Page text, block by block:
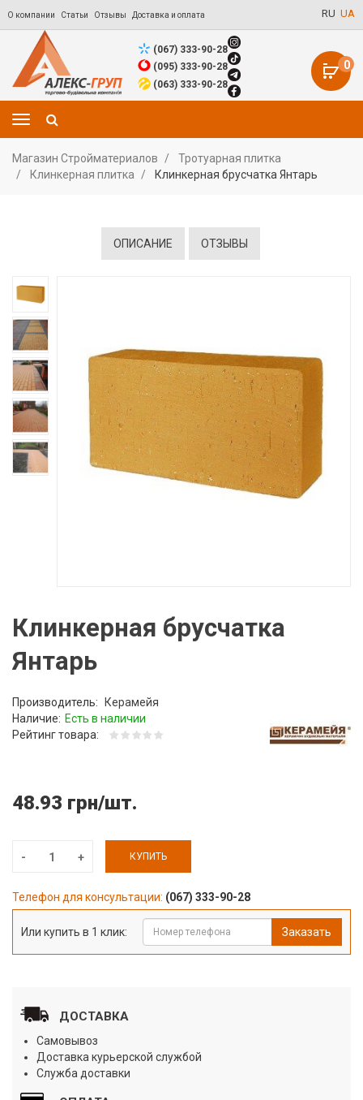
О компании Статьи Отзывы Доставка и оплата RU UA
0
(067) 333-90-28
(095) 333-90-28
(063) 333-90-28
Магазин Стройматериалов
Тротуарная плитка
Клинкерная плитка
Клинкерная брусчатка Янтарь
ОПИСАНИЕ ОТЗЫВЫ
Клинкерная брусчатка
Янтарь
Производитель:
Керамейя
Наличие: Есть в наличии
Рейтинг товара:
48.93 грн/шт.
КУПИТЬ
Телефон для консультации: (067) 333-90-28
Или купить в 1 клик: Заказать
ДОСТАВКА
Самовывоз
Доставка курьерской службой
Служба доставки